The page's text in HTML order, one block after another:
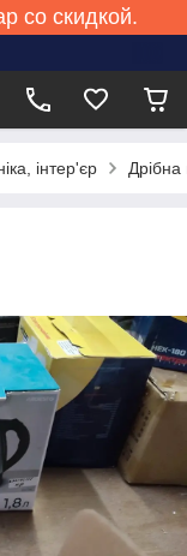
со скидкой.
інтер'єр Дрібна